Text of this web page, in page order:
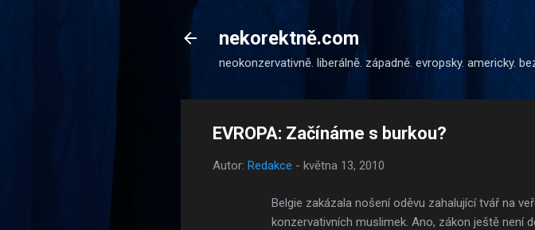
nekorektně.com
neokonzervativně. liberálně. západně. evropsky. americky.
EVROPA: Začínáme s burkou?
Autor: Redakce - května 13, 2010
Belgie zakázala nošení oděvu zahalující tvář na
konzervativních muslimek. Ano, zákon ještě není